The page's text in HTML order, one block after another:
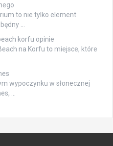
to nie tylko element
…
korfu opinie
na Korfu to miejsce, które
wypoczynku w słonecznej
…